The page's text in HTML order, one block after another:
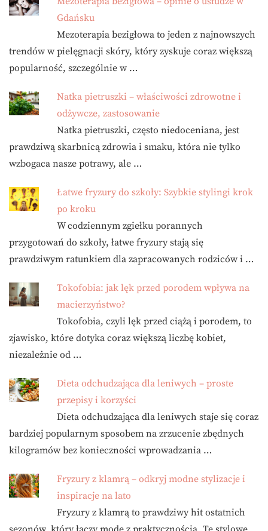
Gdańsku
Mezoterapia bezigłowa to jeden z najnowszych
trendów w pielęgnacji skóry, który zyskuje coraz większą
popularność, szczególnie w …
Natka pietruszki – właściwości zdrowotne i
odżywcze, zastosowanie
Natka pietruszki, często niedoceniana, jest
prawdziwą skarbnicą zdrowia i smaku, która nie tylko
wzbogaca nasze potrawy, ale …
Łatwe fryzury do szkoły: Szybkie stylingi krok
po kroku
W codziennym zgiełku porannych
przygotowań do szkoły, łatwe fryzury stają się
prawdziwym ratunkiem dla zapracowanych rodziców i …
Tokofobia: jak lęk przed porodem wpływa na
macierzyństwo?
Tokofobia, czyli lęk przed ciążą i porodem, to
zjawisko, które dotyka coraz większą liczbę kobiet,
niezależnie od …
Dieta odchudzająca dla leniwych – proste
przepisy i korzyści
Dieta odchudzająca dla leniwych staje się coraz
bardziej popularnym sposobem na zrzucenie zbędnych
kilogramów bez konieczności wprowadzania …
Fryzury z klamrą – odkryj modne stylizacje i
inspiracje na lato
Fryzury z klamrą to prawdziwy hit ostatnich